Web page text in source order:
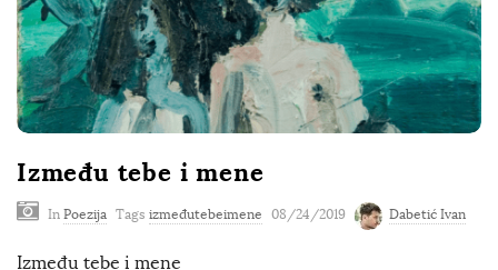
Između tebe i mene
In Poezija Tags izmeđutebeimene 08/24/2019 Dabetić Ivan
Između tebe i mene